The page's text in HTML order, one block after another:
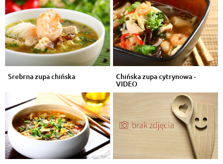
Srebrna zupa chińska Chińska zupa cytrynowa -
VIDEO